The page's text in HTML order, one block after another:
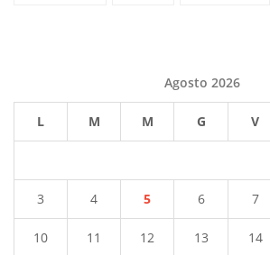
Agosto 2026
L M M G V
3 4 5 6 7
10 11 12 13 14